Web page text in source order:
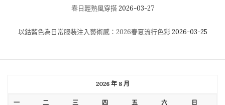
春日輕熟風穿搭 2026-03-27
以鈷藍色為日常服裝注入藝術感：2026春夏流行色彩 2026-03-25
2026 年 8 月
一 二 三 四 五 六 日